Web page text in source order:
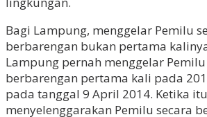
Bagi Lampung, menggelar Pemilu
berbarengan bukan pertama
Lampung pernah menggelar Pemilu
berbarengan pertama kali pada
pada tanggal 9 April 2014. Ketika
menyelenggarakan Pemilu secara